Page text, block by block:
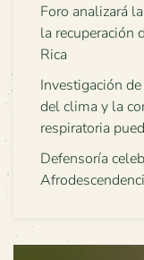
Foro analizará
la recuperación
Rica
Investigación
del clima y la
respiratoria
Defensoría